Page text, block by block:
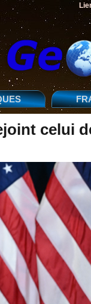
celui